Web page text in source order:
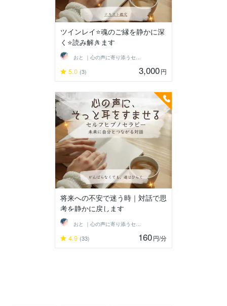
ツインレイ⭐️魂のご縁を静かに深
く⭐️読み解きます
おと ｜心の声に寄り添うセラピスト
5.0 (3) 3,000円
将来への不安で迷う時｜対話で思
考を静かに戻します
4.9 (33) 160円/分